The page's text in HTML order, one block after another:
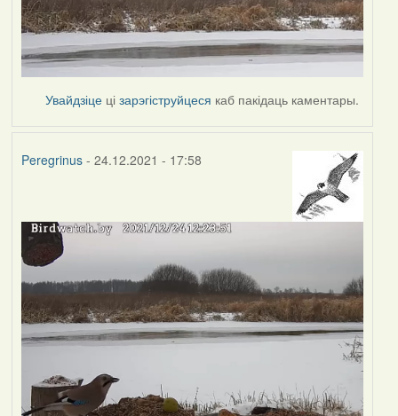
Увайдзіце цізарэгіструйцеся каб пакідаць каментары.
Peregrinus- 24.12.2021 - 17:58